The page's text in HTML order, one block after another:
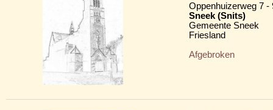
Oppenhuizerweg 7 -
Sneek (Snits)
Gemeente Sneek
Friesland
Afgebroken